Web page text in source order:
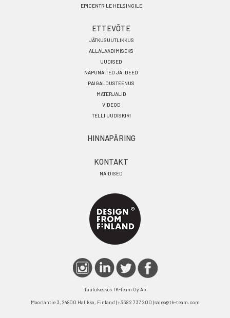
EPICENTRILE HELSINGILE
ETTEVÕTE
JÄTKUSUUTLIKKUS
ALLALAADIMISEKS
UUDISED
NAPUNAITED JA IDEED
PAIGALDUSTEENUS
MATERJALID
VIDEOD
TELLI UUDISKIRI
HINNAPÄRING
KONTAKT
NÄIDISED
Taulukeskus TK-Team Oy Ab
Maorlantie 3, 24800 Halikko, Finland | +358 2 737 200 | sales@tk-team.com